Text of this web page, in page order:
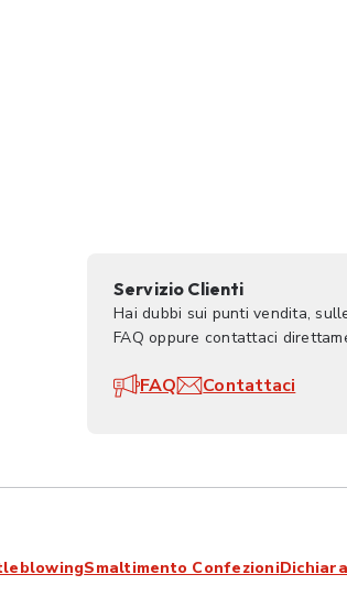
Servizio Clienti
Hai dubbi sui punti vendita,
FAQ oppure contattaci
FAQ Contattaci
Smaltimento Confezioni